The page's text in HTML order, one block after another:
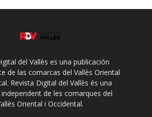
del Vallès es una publicación
de las comarcas del Vallès Oriental
Revista Digital del Vallès és una
de les comarques del
Oriental i Occidental.